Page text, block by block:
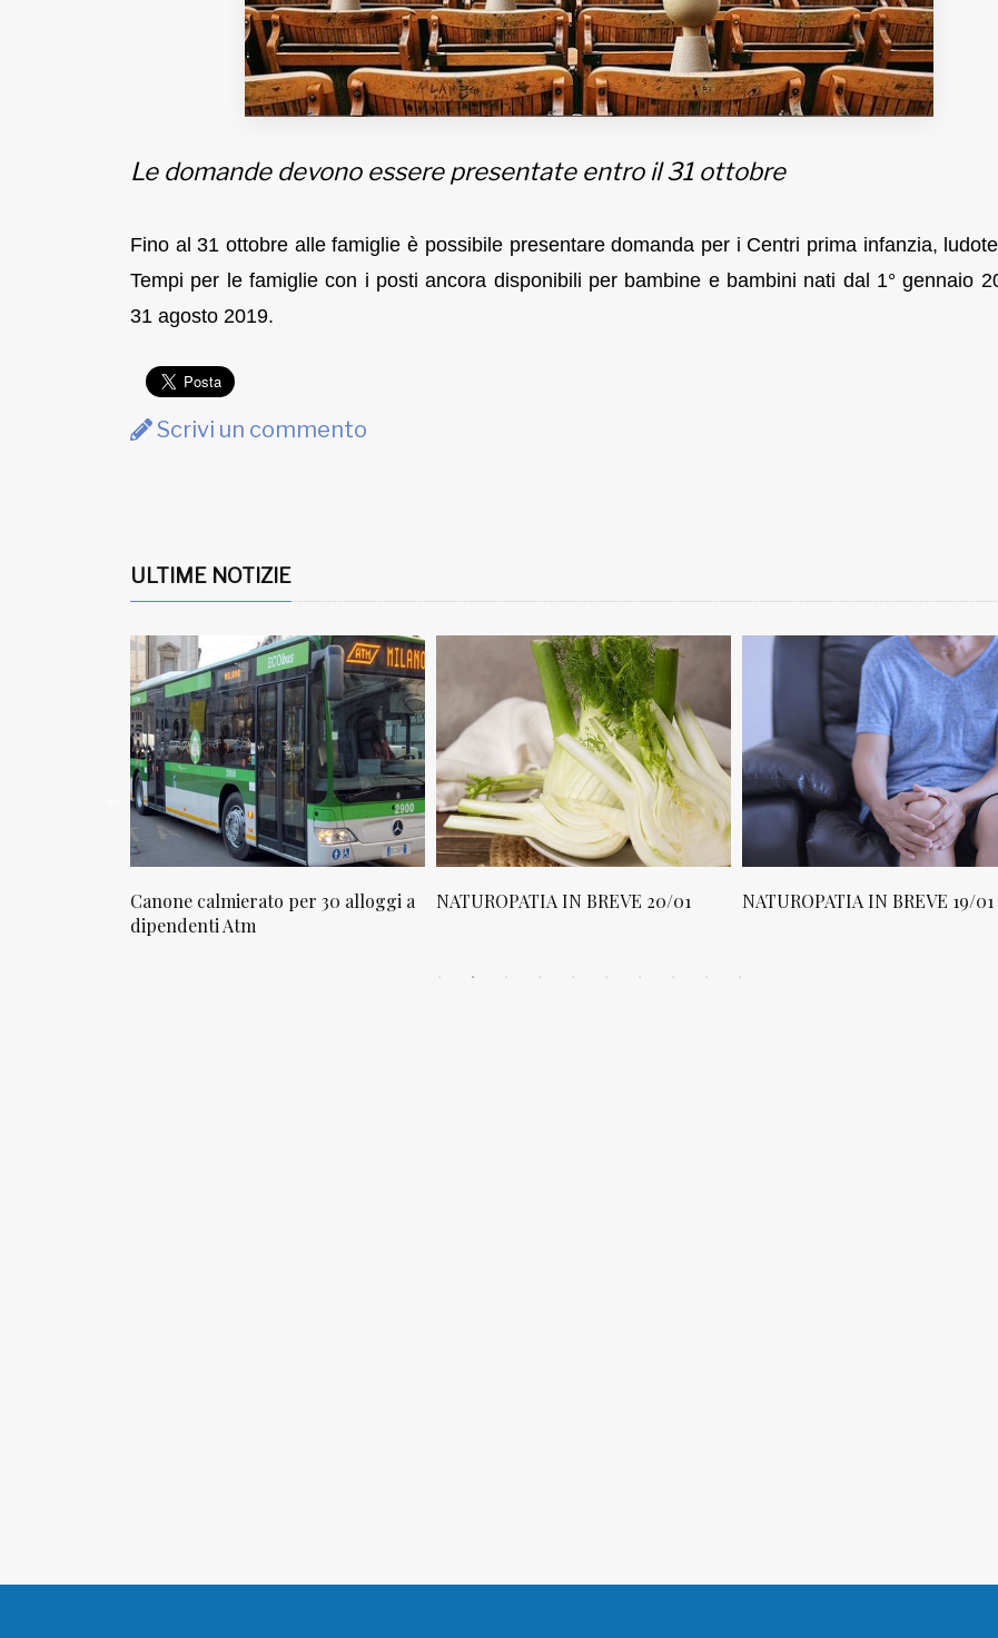
Le domande devono essere presentate entro il 31 ottobre
Fino al 31 ottobre alle famiglie è possibile presentare domanda per i Centri prima infanzia,
Tempi per le famiglie con i posti ancora disponibili per bambine e bambini nati dal 1° gennaio
31 agosto 2019.
Scrivi un commento
ULTIME NOTIZIE
Canone calmierato per 30 alloggi a
dipendenti Atm
NATUROPATIA IN BREVE 20/01 NATUROPATIA IN BREVE 19/01